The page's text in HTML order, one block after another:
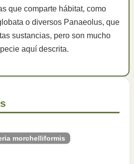
que comparte hábitat, como
o diversos Panaeolus, que
sustancias, pero son mucho
aquí descrita.
morchelliformis